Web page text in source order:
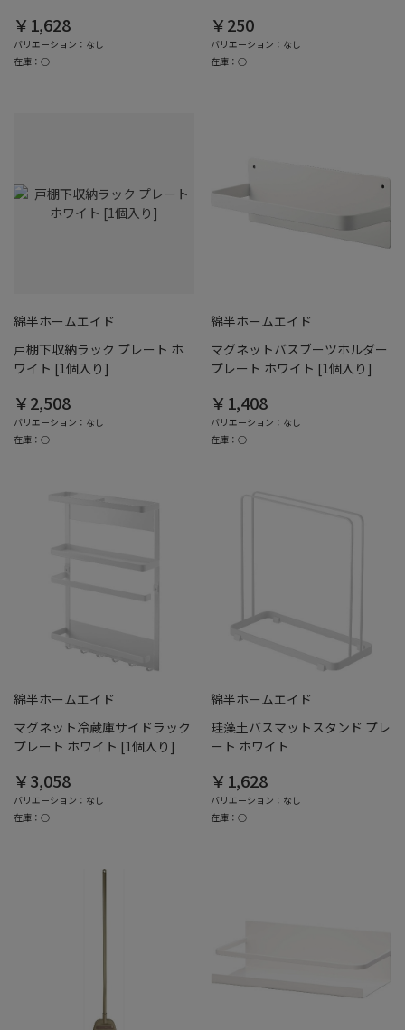
￥1,628
バリエーション：なし
在庫：○
￥250
バリエーション：なし
在庫：○
綿半ホームエイド
戸棚下収納ラック プレート ホ
ワイト [1個入り]
￥2,508
バリエーション：なし
在庫：○
綿半ホームエイド
マグネットバスブーツホルダー
プレート ホワイト [1個入り]
￥1,408
バリエーション：なし
在庫：○
綿半ホームエイド
マグネット冷蔵庫サイドラック
プレート ホワイト [1個入り]
￥3,058
バリエーション：なし
在庫：○
綿半ホームエイド
珪藻土バスマットスタンド プレ
ート ホワイト
￥1,628
バリエーション：なし
在庫：○